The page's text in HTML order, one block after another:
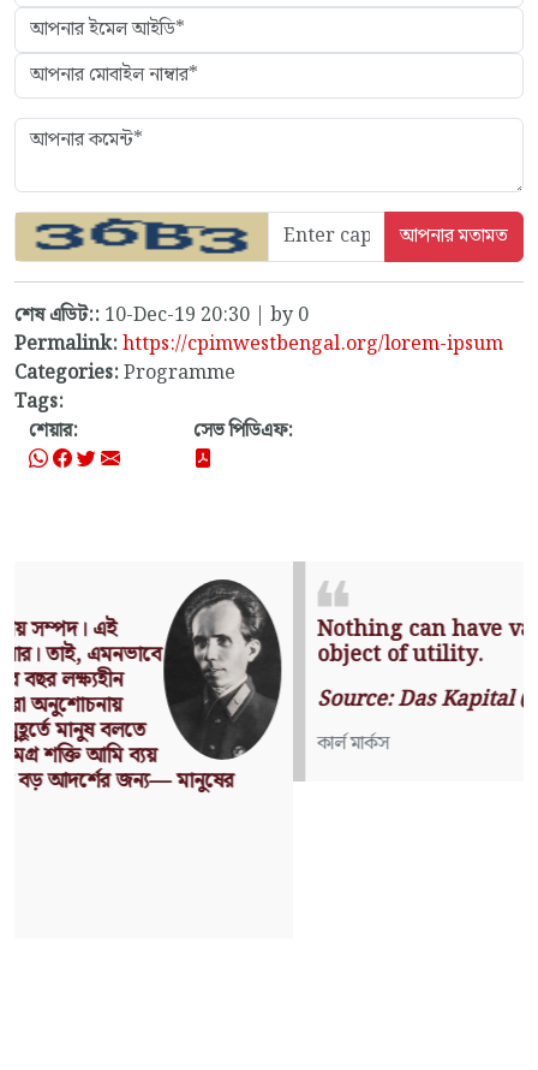
শেষ এডিট:: 10-Dec-19 20:30 | by 0
Permalink:https://cpimwestbengal.org/lorem-ipsum
Categories:Programme
Tags:
শেয়ার:
সেভ পিডিএফ:
Nothing can have value without being an
object of utility.
Source: Das Kapital (Volume I, Chapter 1)
কার্ল মার্কস